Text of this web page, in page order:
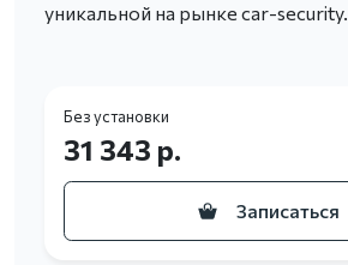
уникальной на рынке car-security.
Без установки
31 343 р.
Записаться